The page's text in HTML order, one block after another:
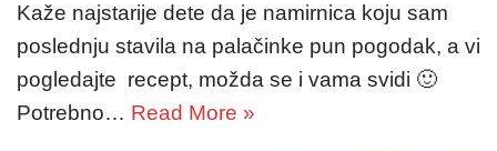
Kaže najstarije dete da je namirnica koju sam
poslednju stavila na palačinke pun pogodak, a vi
pogledajte recept, možda se i vama svidi 🙂
Potrebno… Read More »